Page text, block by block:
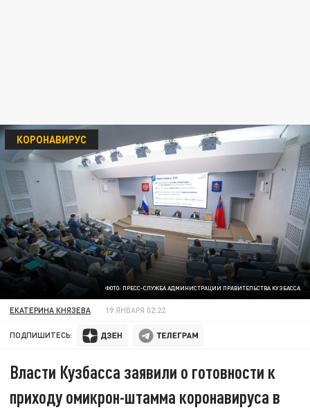
ФОТО: ПРЕСС-СЛУЖБА АДМИНИСТРАЦИИ ПРАВИТЕЛЬСТВА КУЗБАССА
КОРОНАВИРУС
ЕКАТЕРИНА КНЯЗЕВА 19 ЯНВАРЯ 02:22
ПОДПИШИТЕСЬ:
Власти Кузбасса заявили о готовности к
приходу омикрон-штамма коронавируса в